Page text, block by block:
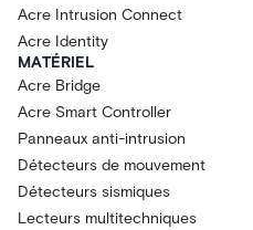
Acre Intrusion Connect
Acre Identity
MATÉRIEL
Acre Bridge
Acre Smart Controller
Panneaux anti-intrusion
Détecteurs de mouvement
Détecteurs sismiques
Lecteurs multitechniques